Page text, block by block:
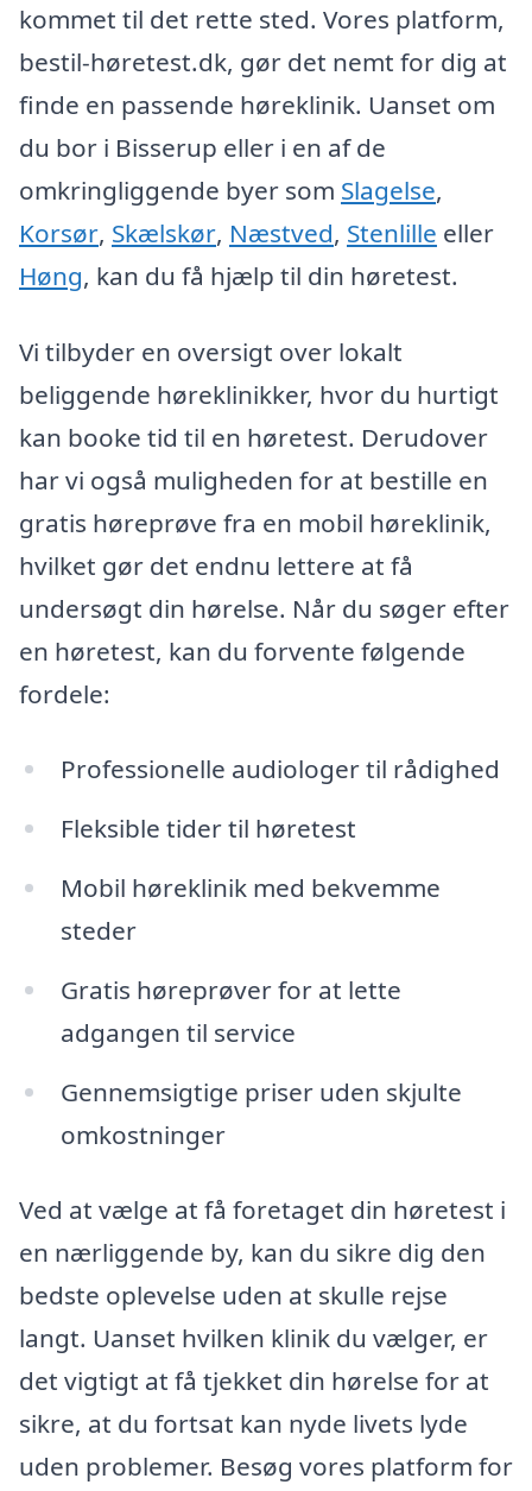
kommet til det rette sted. Vores platform,
bestil-høretest.dk, gør det nemt for dig at
finde en passende høreklinik. Uanset om
du bor i Bisserup eller i en af de
omkringliggende byer som Slagelse,
Korsør, Skælskør, Næstved, Stenlille eller
Høng, kan du få hjælp til din høretest.
Vi tilbyder en oversigt over lokalt
beliggende høreklinikker, hvor du hurtigt
kan booke tid til en høretest. Derudover
har vi også muligheden for at bestille en
gratis høreprøve fra en mobil høreklinik,
hvilket gør det endnu lettere at få
undersøgt din hørelse. Når du søger efter
en høretest, kan du forvente følgende
fordele:
Professionelle audiologer til rådighed
Fleksible tider til høretest
Mobil høreklinik med bekvemme
steder
Gratis høreprøver for at lette
adgangen til service
Gennemsigtige priser uden skjulte
omkostninger
Ved at vælge at få foretaget din høretest i
en nærliggende by, kan du sikre dig den
bedste oplevelse uden at skulle rejse
langt. Uanset hvilken klinik du vælger, er
det vigtigt at få tjekket din hørelse for at
sikre, at du fortsat kan nyde livets lyde
uden problemer. Besøg vores platform for